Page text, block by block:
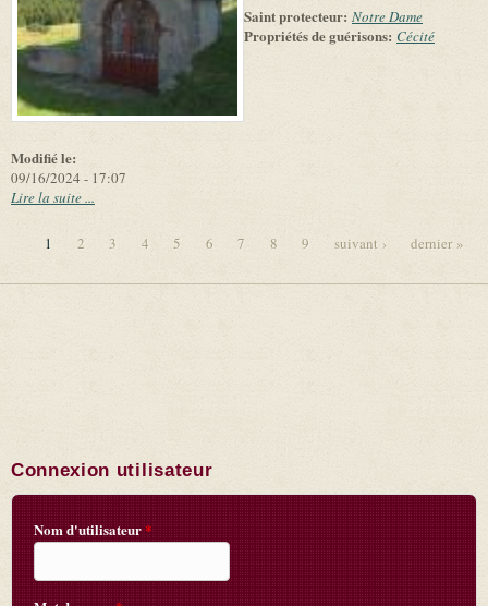
Modifié le:
09/16/2024 - 17:07
Saint protecteur: Notre Dame
Propriétés de guérisons: Cécité
Lire la suite ...
Pages
1 2 3 4 5 6 7 8 9 suivant › dernier »
Connexion utilisateur
Nom d'utilisateur*